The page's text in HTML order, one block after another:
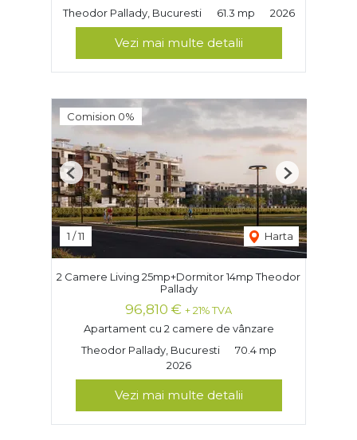
Theodor Pallady, Bucuresti
61.3 mp 2026
Vezi mai multe detalii
Comision 0%
1 /11 Harta
Previous Next
2 Camere Living 25mp+Dormitor 14mp Theodor
Pallady
96,810 € + 21% TVA
Apartament cu 2 camere de vânzare
Theodor Pallady, Bucuresti
70.4 mp
2026
Vezi mai multe detalii